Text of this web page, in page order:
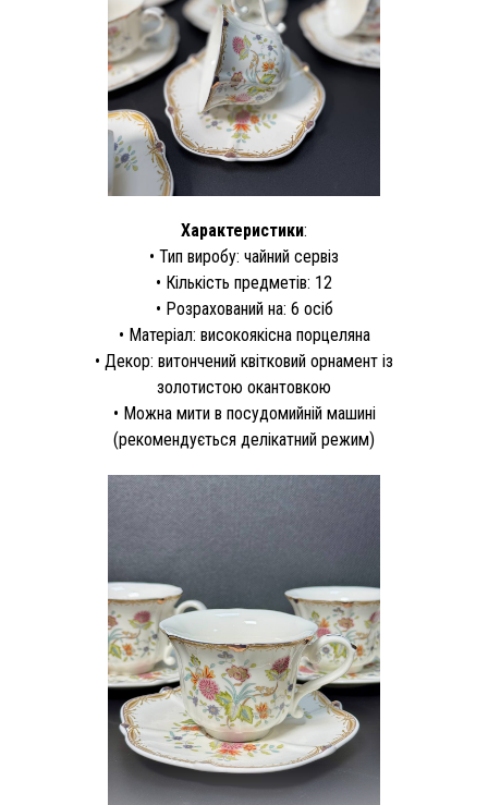
Характеристики:
• Тип виробу: чайний сервіз
• Кількість предметів: 12
• Розрахований на: 6 осіб
• Матеріал: високоякісна порцеляна
• Декор: витончений квітковий орнамент із
золотистою окантовкою
• Можна мити в посудомийній машині
(рекомендується делікатний режим)